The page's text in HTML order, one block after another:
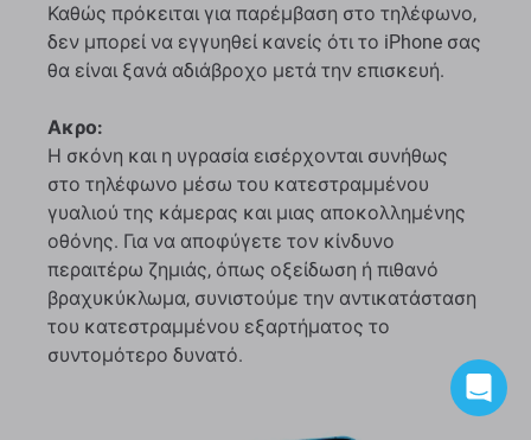
Καθώς πρόκειται για παρέμβαση στο τηλέφωνο,
δεν μπορεί να εγγυηθεί κανείς ότι το iPhone σας
θα είναι ξανά αδιάβροχο μετά την επισκευή.
Ακρο:
Η σκόνη και η υγρασία εισέρχονται συνήθως
στο τηλέφωνο μέσω του κατεστραμμένου
γυαλιού της κάμερας και μιας αποκολλημένης
οθόνης. Για να αποφύγετε τον κίνδυνο
περαιτέρω ζημιάς, όπως οξείδωση ή πιθανό
βραχυκύκλωμα, συνιστούμε την αντικατάσταση
του κατεστραμμένου εξαρτήματος το
συντομότερο δυνατό.